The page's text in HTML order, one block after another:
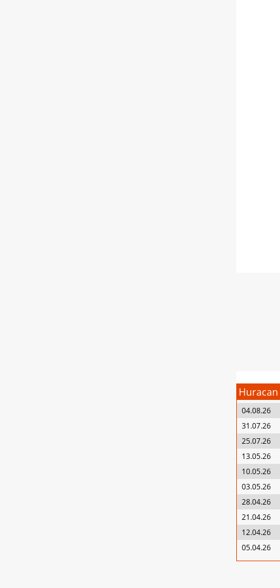
Huracan
04.08.26
31.07.26
25.07.26
13.05.26
10.05.26
03.05.26
28.04.26
21.04.26
12.04.26
05.04.26